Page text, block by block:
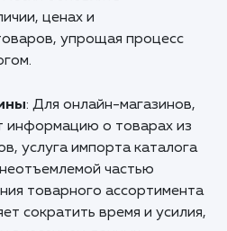
уже сегодня, чтобы
загрузке каталога
системы может
более
на все ваши
наилучшего решения